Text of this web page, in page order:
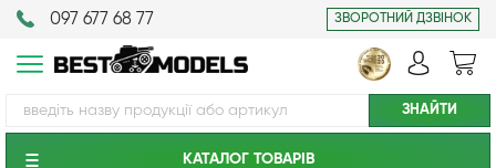
097 677 68 77 ЗВОРОТНИЙ ДЗВІНОК
КАТАЛОГ ТОВАРIВ